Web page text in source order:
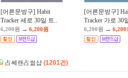
[어른문방구] Habit
Tracker 세로 30일 트..
6,200원 → 6,200원
[어른문방구]
Tracker 가로 30
6,200원 → 6,200
占쎄랜占썲샵 (1201건)